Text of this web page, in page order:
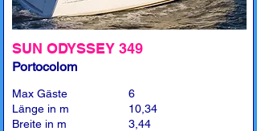
SUN ODYSSEY 349
Portocolom
Max Gäste
Länge in m
Breite in m
6
10,34
3,44